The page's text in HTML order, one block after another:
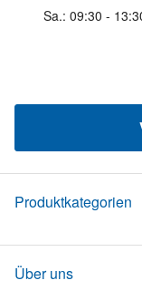
Sa.: 09:30 -
Produktkategorien
Über uns